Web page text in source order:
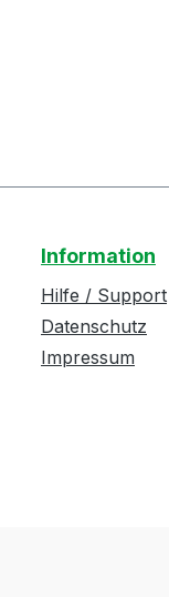
Information
Hilfe / Support
Datenschutz
Impressum